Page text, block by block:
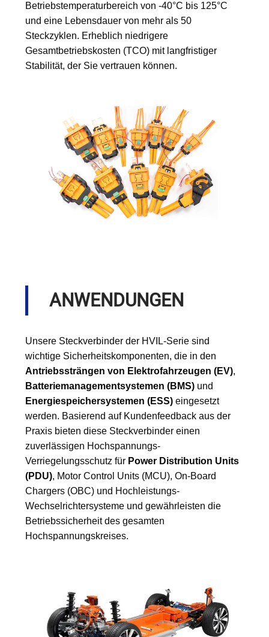
Betriebstemperaturbereich von -40°C bis 125°C
und eine Lebensdauer von mehr als 50
Steckzyklen. Erheblich niedrigere
Gesamtbetriebskosten (TCO) mit langfristiger
Stabilität, der Sie vertrauen können.
ANWENDUNGEN
Unsere Steckverbinder der HVIL-Serie sind
wichtige Sicherheitskomponenten, die in den
Antriebssträngen von Elektrofahrzeugen (EV),
Batteriemanagementsystemen (BMS) und
Energiespeichersystemen (ESS) eingesetzt
werden. Basierend auf Kundenfeedback aus der
Praxis bieten diese Steckverbinder einen
zuverlässigen Hochspannungs-
Verriegelungsschutz für Power Distribution Units
(PDU), Motor Control Units (MCU), On-Board
Chargers (OBC) und Hochleistungs-
Wechselrichtersysteme und gewährleisten die
Betriebssicherheit des gesamten
Hochspannungskreises.